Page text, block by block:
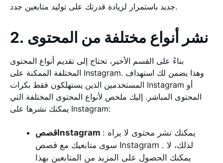
جديد باستمرار لزيادة قدرتك على توليد متابعين جدد.
2. نشر أنواع مختلفة من المحتوى
بناءً على القسم الأخير، تحتاج إلى تقديم أنواع المحتوى
المختلفة الممكنة على Instagram. وهذا يضمن لك استهداف
المستخدمين الذين يستهلكون فقط بكرات Instagram أو
المحتوى المباشر. إليك ملخص لأنواع المحتوى المختلفة التي
يمكنك نشرها على Instagram:
قصصInstagram : يمكنك نشر محتوى لا يراه
سوى متابعيك مع قصص Instagram . لذلك، لا
يمكنك الحصول على المزيد من المتابعين بهذا